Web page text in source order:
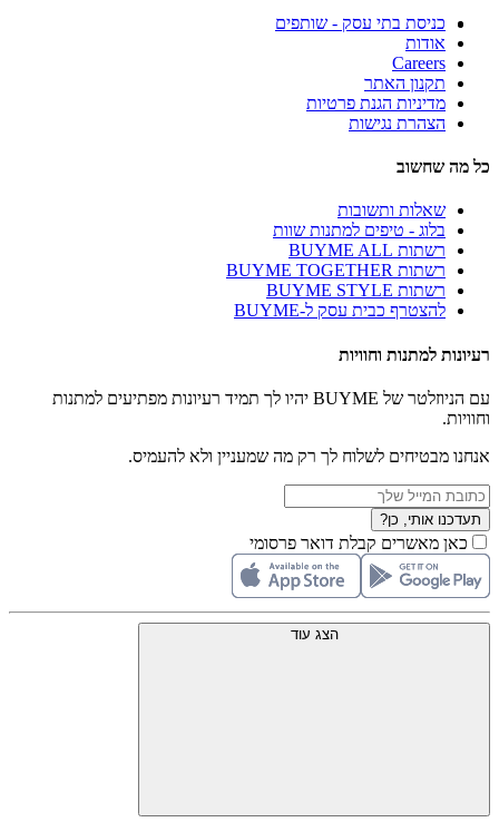
כניסת בתי עסק - שותפים
אודות
Careers
תקנון האתר
מדיניות הגנת פרטיות
הצהרת נגישות
כל מה שחשוב
שאלות ותשובות
בלוג - טיפים למתנות שוות
רשתות BUYME ALL
רשתות BUYME TOGETHER
רשתות BUYME STYLE
להצטרף כבית עסק ל-BUYME
רעיונות למתנות וחוויות
עם הניוזלטר של BUYME יהיו לך תמיד רעיונות מפתיעים למתנות
וחוויות.
אנחנו מבטיחים לשלוח לך רק מה שמעניין ולא להעמיס.
תעדכנו אותי, כן?
כאן מאשרים קבלת דואר פרסומי
הצג עוד